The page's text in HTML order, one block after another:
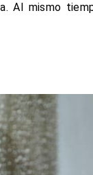
Al mismo